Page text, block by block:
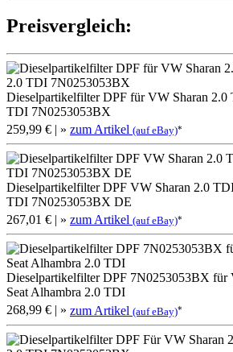
Preis­ver­gleich:
Dieselpartikelfilter DPF für VW Sharan 2.0
TDI 7N0253053BX
259,99 € | » zum Artikel (auf eBay)*
Dieselpartikelfilter DPF VW Sharan 2.0
TDI 7N0253053BX DE
267,01 € | » zum Artikel (auf eBay)*
Dieselpartikelfilter DPF 7N0253053BX für
Seat Alhambra 2.0 TDI
268,99 € | » zum Artikel (auf eBay)*